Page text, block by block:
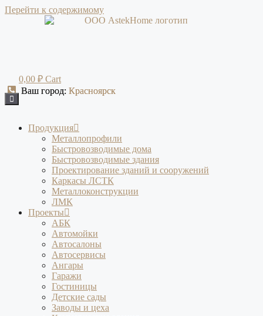
Перейти к содержимому
0,00 ₽ Cart
Продукция
Металлопрофили
Быстровозводимые дома
Быстровозводимые здания
Проектирование зданий и сооружений
Каркасы ЛСТК
Металлоконструкции
ЛМК
Проекты
АБК
Автомойки
Автосалоны
Автосервисы
Ангары
Гаражи
Гостиницы
Детские сады
Заводы и цеха
Ваш город: Красноярск
Ваш город: Красноярск